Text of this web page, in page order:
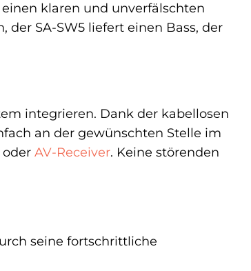
klaren und unverfälschten
der SA-SW5 liefert einen Bass, der
integrieren. Dank der kabellosen
an der gewünschten Stelle im
AV-Receiver. Keine störenden
seine fortschrittliche